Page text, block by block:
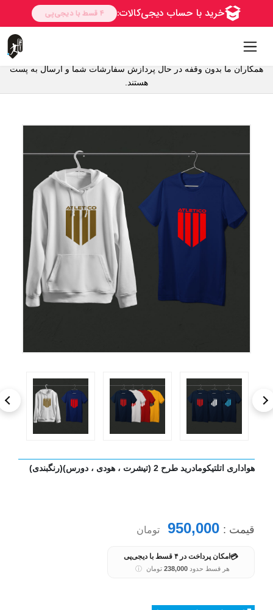
همکاران ما بدون وقفه در حال پردازش سفارشات شما و ارسال به پست
هستند.
هواداری اتلتیکومادرید طرح 2 (تیشرت ، هودی ، دورس)(رنگبندی)
قیمت : 950,000 تومان
💳 امکان پرداخت در ۴ قسط با دیجی‌پی
هر قسط حدود238,000 تومان ⓘ